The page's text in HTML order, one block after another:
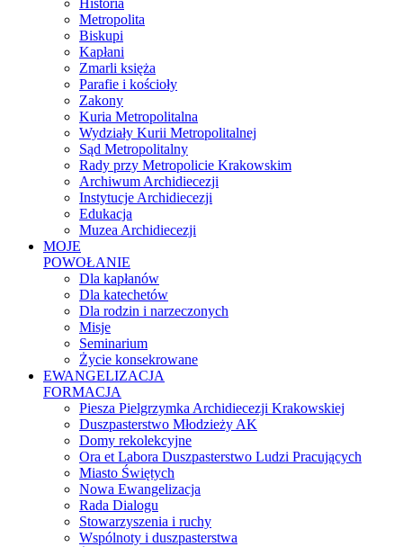
Metropolita
Biskupi
Kapłani
Zmarli księża
Parafie i kościoły
Zakony
Kuria Metropolitalna
Wydziały Kurii Metropolitalnej
Sąd Metropolitalny
Rady przy Metropolicie Krakowskim
Archiwum Archidiecezji
Instytucje Archidiecezji
Edukacja
Muzea Archidiecezji
MOJE
POWOŁANIE
Dla kapłanów
Dla katechetów
Dla rodzin i narzeczonych
Misje
Seminarium
Życie konsekrowane
EWANGELIZACJA
FORMACJA
Piesza Pielgrzymka Archidiecezji Krakowskiej
Duszpasterstwo Młodzieży AK
Domy rekolekcyjne
Ora et Labora Duszpasterstwo Ludzi Pracujących
Miasto Świętych
Nowa Ewangelizacja
Rada Dialogu
Stowarzyszenia i ruchy
Wspólnoty i duszpasterstwa